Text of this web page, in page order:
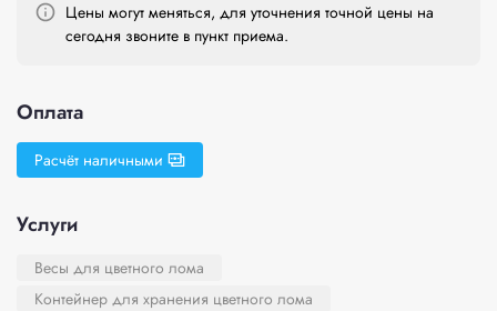
Цены могут меняться, для уточнения точной цены на
сегодня звоните в пункт приема.
Оплата
Расчёт наличными
Услуги
Весы для цветного лома
Контейнер для хранения цветного лома